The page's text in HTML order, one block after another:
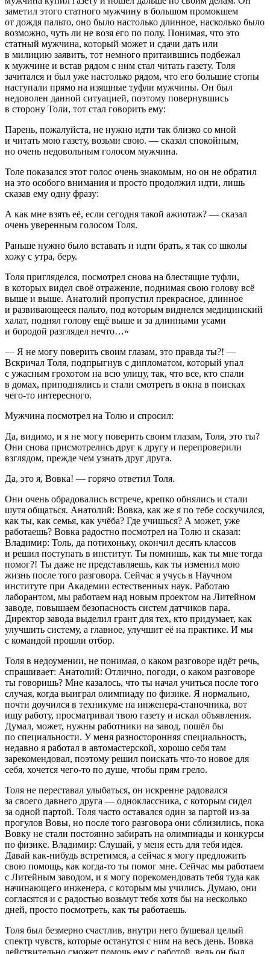
заметил этого статного мужчину в большом промокшем
от дождя пальто, оно было настолько длинное, насколько было
возможно, чуть ли не возя его по полу. Понимая, что это
статный мужчина, который может и сдачи дать или
в милицию заявить, тот немного притаившись подбежал
к мужчине и встав рядом с ним стал читать газету. Толя
зачитался и был уже настолько рядом, что его большие стопы
наступали прямо на изящные туфли мужчины. Он был
недоволен данной ситуацией, поэтому повернувшись
в сторону Толи, тот стал говорить ему:
Парень, пожалуйста, не нужно идти так близко со мной
и читать мою газету, возьми свою. — сказал спокойным,
но очень недовольным голосом мужчина.
Толе показался этот голос очень знакомым, но он не обратил
на это особого внимания и просто продолжил идти, лишь
сказав ему одну фразу:
А как мне взять её, если сегодня такой ажиотаж? — сказал
очень уверенным голосом Толя.
Раньше нужно было вставать и идти брать, я так со школы
хожу с утра, беру.
Толя пригляделся, посмотрел снова на блестящие туфли,
в которых видел своё отражение, поднимая свою голову всё
выше и выше. Анатолий пропустил прекрасное, длинное
и развивающееся пальто, под которым виднелся медицинский
халат, поднял голову ещё выше и за длинными усами
и бородой разглядел нечто…»
— Я не могу поверить своим глазам, это правда ты?! —
Вскричал Толя, подпрыгнув с дипломатом, который упал
с ужасным грохотом на всю улицу, так, что все, кто спали
в домах, приподнялись и стали смотреть в окна в поисках
чего-то интересного.
Мужчина посмотрел на Толю и спросил:
Да, видимо, и я не могу поверить своим глазам, Толя, это ты?
Они снова присмотрелись друг к другу и перепроверили
взглядом, прежде чем узнать друг друга.
Да, это я, Вовка! — горячо ответил Толя.
Они очень обрадовались встрече, крепко обнялись и стали
шутя общаться. Анатолий: Вовка, как же я по тебе соскучился,
как ты, как семья, как учёба? Где учишься? А может, уже
работаешь? Вовка радостно посмотрел на Толю и сказал:
Владимир: Толь, да потихоньку, окончил десять классов
и решил поступать в институт. Ты помнишь, как ты мне тогда
помог?! Ты даже не представляешь, как ты изменил мою
жизнь после того разговора. Сейчас я учусь в Научном
институте при Академии естественных наук. Работаю
лаборантом, мы работаем над новым проектом на Литейном
заводе, повышаем безопасность систем датчиков пара.
Директор завода выделил грант для тех, кто придумает, как
улучшить систему, а главное, улучшит её на практике. И мы
с командой прошли отбор.
Толя в недоумении, не понимая, о каком разговоре идёт речь,
спрашивает: Анатолий: Отлично, погоди, о каком разговоре
ты говоришь? Мне казалось, что ты начал учиться после того
случая, когда выиграл олимпиаду по физике. Я нормально,
почти доучился в техникуме на инженера-станочника, вот
ищу работу, просматривал твою газету и искал объявления.
Думал, может, нужны работники на завод, пошёл бы
по специальности. У меня разносторонняя специальность,
недавно я работал в автомастерской, хорошо себя там
зарекомендовал, поэтому решил поискать что-то новое для
себя, хочется чего-то по душе, чтобы прям грело.
Толя не переставал улыбаться, он искренне радовался
за своего давнего друга — одноклассника, с которым сидел
за одной партой. Толя часто оставался один за партой из-за
прогулов Вовы, но после того разговора они сблизились, пока
Вовку не стали постоянно забирать на олимпиады и конкурсы
по физике. Владимир: Слушай, у меня есть для тебя идея.
Давай как-нибудь встретимся, а сейчас я могу предложить
свою помощь, как когда-то ты помог мне. Сейчас мы работаем
с Литейным заводом, и я могу порекомендовать тебя туда как
начинающего инженера, с которым мы учились. Думаю, они
согласятся и с радостью возьмут тебя хотя бы на несколько
дней, просто посмотреть, как ты работаешь.
Толя был безмерно счастлив, внутри него бушевал целый
спектр чувств, которые останутся с ним на весь день. Вовка
действительно сможет помочь ему с работой, ведь он был